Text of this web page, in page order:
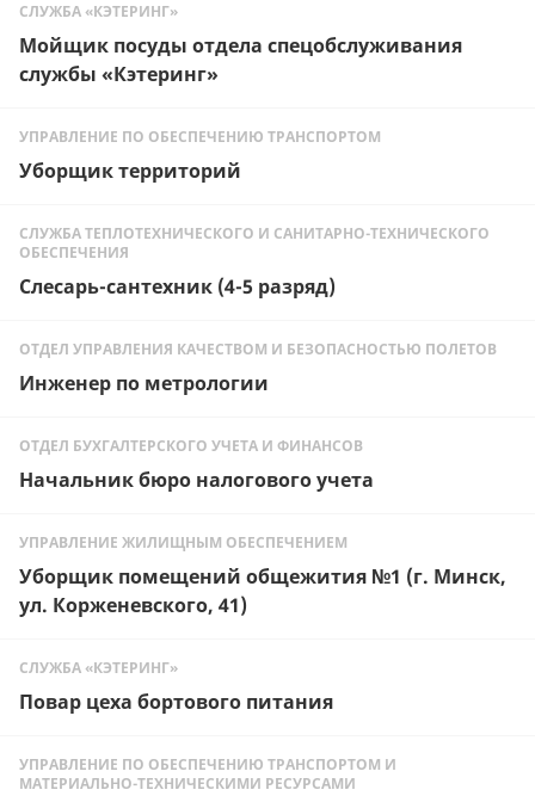
СЛУЖБА «КЭТЕРИНГ»
Мойщик посуды отдела спецобслуживания
службы «Кэтеринг»
УПРАВЛЕНИЕ ПО ОБЕСПЕЧЕНИЮ ТРАНСПОРТОМ
Уборщик территорий
СЛУЖБА ТЕПЛОТЕХНИЧЕСКОГО И САНИТАРНО-ТЕХНИЧЕСКОГО
ОБЕСПЕЧЕНИЯ
Слесарь-сантехник (4-5 разряд)
ОТДЕЛ УПРАВЛЕНИЯ КАЧЕСТВОМ И БЕЗОПАСНОСТЬЮ ПОЛЕТОВ
Инженер по метрологии
ОТДЕЛ БУХГАЛТЕРСКОГО УЧЕТА И ФИНАНСОВ
Начальник бюро налогового учета
УПРАВЛЕНИЕ ЖИЛИЩНЫМ ОБЕСПЕЧЕНИЕМ
Уборщик помещений общежития №1 (г. Минск,
ул. Корженевского, 41)
СЛУЖБА «КЭТЕРИНГ»
Повар цеха бортового питания
УПРАВЛЕНИЕ ПО ОБЕСПЕЧЕНИЮ ТРАНСПОРТОМ И
МАТЕРИАЛЬНО-ТЕХНИЧЕСКИМИ РЕСУРСАМИ